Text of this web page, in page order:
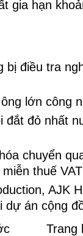
gia hạn
bị điều tra
lớn công
đắt đỏ nhất
chuyển
thuế
AJK
dự án cộng
Trang